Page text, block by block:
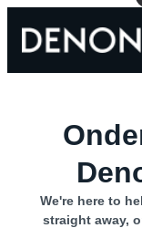
We're here to
straight away,